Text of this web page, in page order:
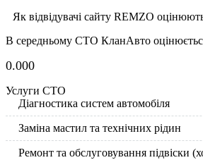
Як відвідувачі сайту REMZO
В середньому СТО КланАвто
0.000
Услуги СТО
Діагностика систем автомобіля
Заміна мастил та технічних рідин
Ремонт та обслуговування підвіски